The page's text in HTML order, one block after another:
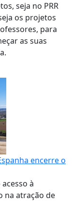
seja no PRR
os projetos
para
as suas
encerre o
à
na atração de